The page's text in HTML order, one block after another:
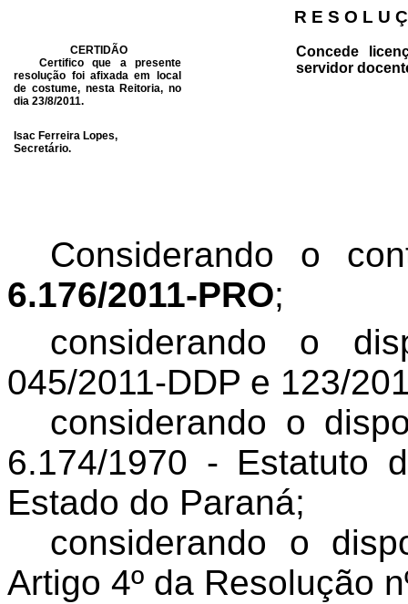
R E S O L U
CERTIDÃO
Certifico que a presente
resolução foi afixada em local
de costume, nesta Reitoria, no
dia 23/8/2011.
Isac Ferreira Lopes,
Secretário.
Concede
servidor
Considerando o
6.176/2011-PRO;
considerando o
045/2011-DDP e 123/
considerando o
6.174/1970 - Estatuto
Estado do Paraná;
considerando o
Artigo 4º da Resolução